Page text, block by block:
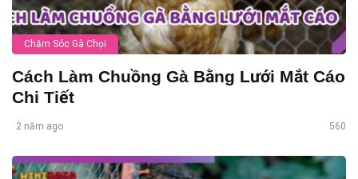
Chăm Sóc Gà Chọi
Cách Làm Chuồng Gà Bằng Lưới Mắt Cáo
Chi Tiết
2 năm ago 560